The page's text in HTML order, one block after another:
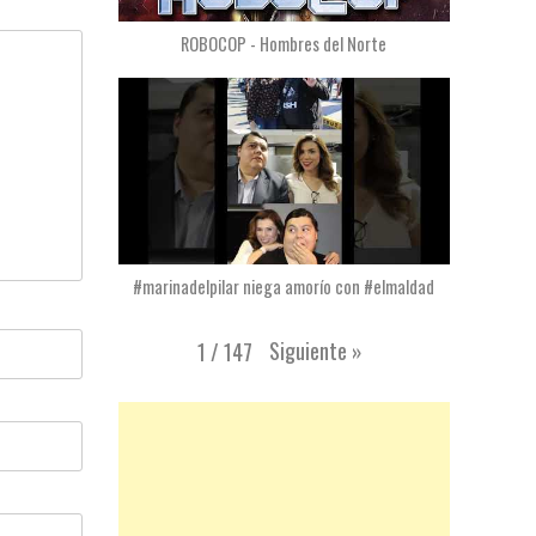
ROBOCOP - Hombres del Norte
#marinadelpilar niega amorío con #elmaldad
1 / 147 Siguiente »